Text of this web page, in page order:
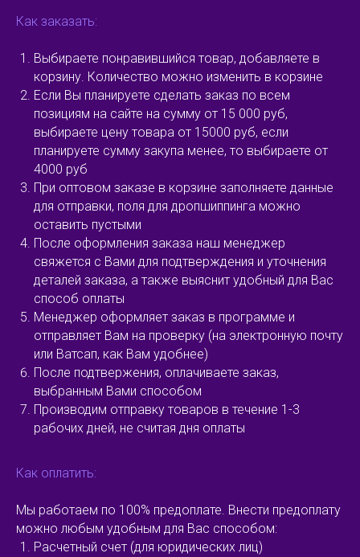
Как заказать:
Выбираете понравившийся товар, добавляете в
корзину. Количество можно изменить в корзине
Если Вы планируете сделать заказ по всем
позициям на сайте на сумму от 15 000 руб,
выбираете цену товара от 15000 руб, если
планируете сумму закупа менее, то выбираете от
4000 руб
При оптовом заказе в корзине заполняете данные
для отправки, поля для дропшиппинга можно
оставить пустыми
После оформления заказа наш менеджер
свяжется с Вами для подтверждения и уточнения
деталей заказа, а также выяснит удобный для Вас
способ оплаты
Менеджер оформляет заказ в программе и
отправляет Вам на проверку (на электронную почту
или Ватсап, как Вам удобнее)
После подтвержения, оплачиваете заказ,
выбранным Вами способом
Производим отправку товаров в течение 1-3
рабочих дней, не считая дня оплаты
Как оплатить:
Мы работаем по 100% предоплате. Внести предоплату
можно любым удобным для Вас способом:
Расчетный счет (для юридических лиц)